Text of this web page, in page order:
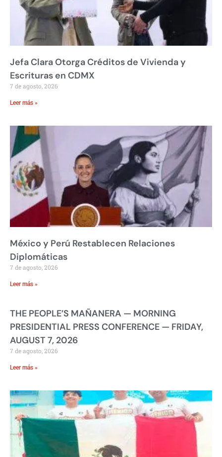
Jefa Clara Otorga Créditos de Vivienda y
Escrituras en CDMX
7 de agosto, 2026
Leer más »
México y Perú Restablecen Relaciones
Diplomáticas
7 de agosto, 2026
Leer más »
THE PEOPLE’S MAÑANERA — MORNING
PRESIDENTIAL PRESS CONFERENCE — FRIDAY,
AUGUST 7, 2026
7 de agosto, 2026
Leer más »